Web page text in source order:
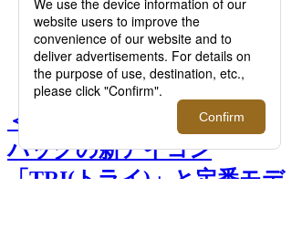
新アイコン「TRI(トライ)」と定番モ
デル「SLOPE(スロープ)」のキャッ
チアップバッグが登場【伊勢丹新宿
店】
＜コートニー・オーラ＞｜
バッグの新アイコン
「TRI(トライ)」と定番モデ